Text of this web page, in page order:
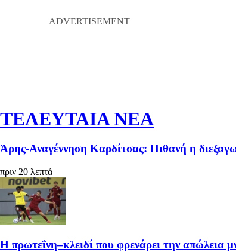
ΤΕΛΕΥΤΑΙΑ ΝΕΑ
Άρης-Αναγέννηση Καρδίτσας: Πιθανή η
πριν 20 λεπτά
Η πρωτεΐνη–κλειδί που φρενάρει την απώλεια